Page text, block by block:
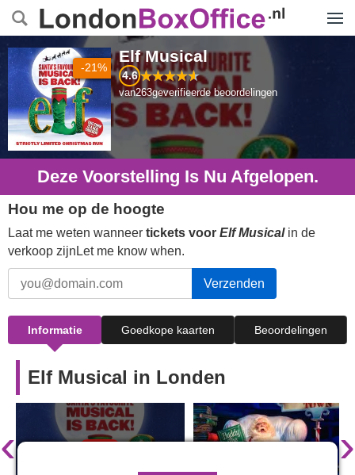
-21%
Elf Musical
4.6
van263geverifieerde beoordelingen
Deze Voorstelling Is Nu Afgelopen.
Hou me op de hoogte
Laat me weten wanneer tickets voor Elf Musicalin de
verkoop zijnLet me know when.
Verzenden
Informatie Goedkope kaarten Beoordelingen
Elf Musical in Londen
‹ ›